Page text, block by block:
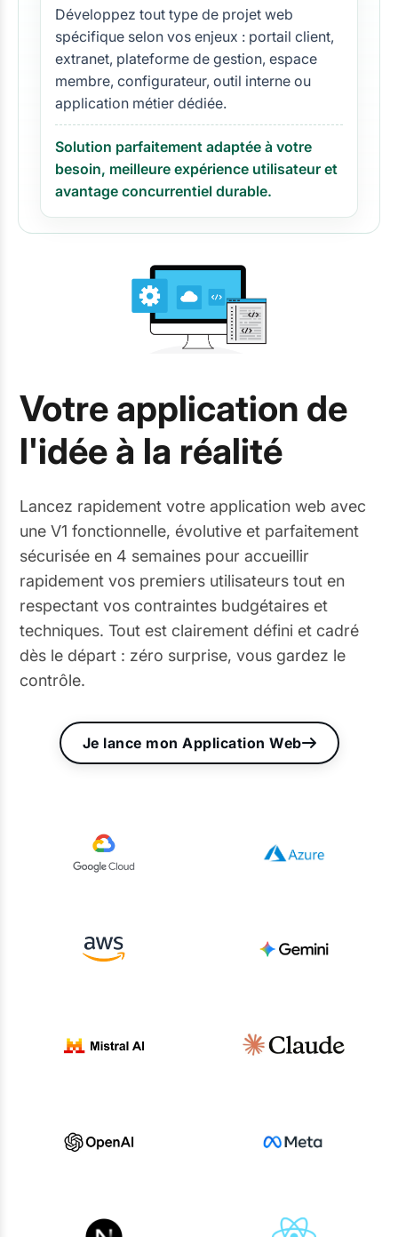
Développez tout type de projet web
spécifique selon vos enjeux : portail client,
extranet, plateforme de gestion, espace
membre, configurateur, outil interne ou
application métier dédiée.
Solution parfaitement adaptée à votre
besoin, meilleure expérience utilisateur et
avantage concurrentiel durable.
Votre application de
l'idée à la réalité
Lancez rapidement votre application web avec
une V1 fonctionnelle, évolutive et parfaitement
sécurisée en 4 semaines pour accueillir
rapidement vos premiers utilisateurs tout en
respectant vos contraintes budgétaires et
techniques. Tout est clairement défini et cadré
dès le départ : zéro surprise, vous gardez le
contrôle.
Je lance mon Application Web